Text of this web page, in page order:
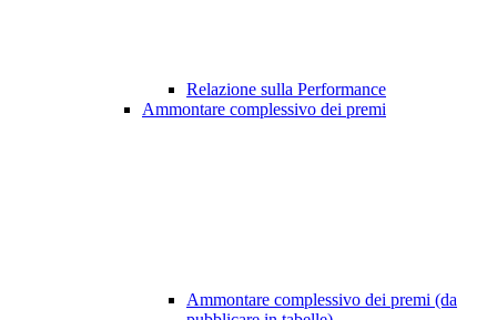
Relazione sulla Performance
Ammontare complessivo dei premi
Ammontare complessivo dei premi (da